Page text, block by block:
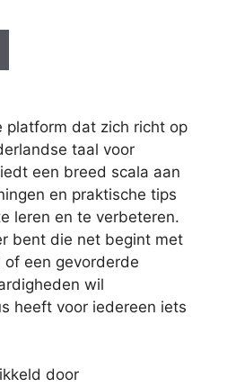
platform dat zich richt op
taal voor
een breed scala aan
en praktische tips
leren en te verbeteren.
bent die net begint met
een gevorderde
wil
heeft voor iedereen iets
door